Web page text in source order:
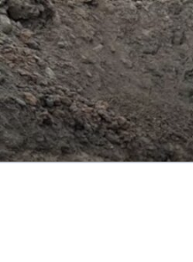
Ir
al
contenido